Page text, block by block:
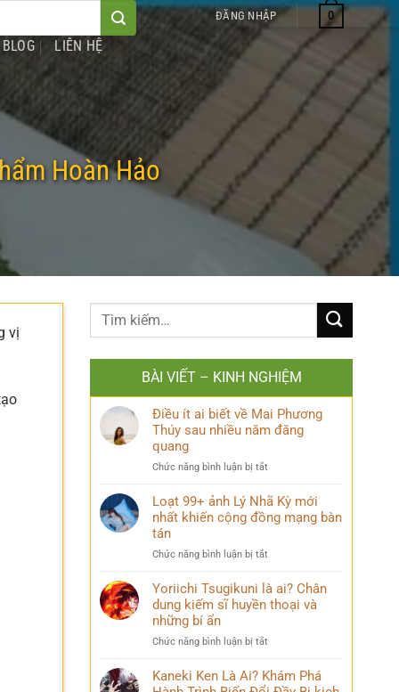
ĐĂNG NHẬP 0
BLOG LIÊN HỆ
Hoàn Hảo
vị
BÀI VIẾT – KINH NGHIỆM
Điều ít ai biết về Mai Phương
Thúy sau nhiều năm đăng
quang
Chức năng bình luận bị tắt
ít
biết
Mai
Thúy
sau
đăng
Loạt 99+ ảnh Lý Nhã Kỳ mới
nhất khiến cộng đồng mạng bàn
tán
Chức năng bình luận bị tắt
99+
ảnh
Kỳ
nhất
Yoriichi Tsugikuni là ai? Chân
dung kiếm sĩ huyền thoại và
những bí ẩn
Chức năng bình luận bị tắt
Tsugikuni
là
Kaneki Ken Là Ai? Khám Phá